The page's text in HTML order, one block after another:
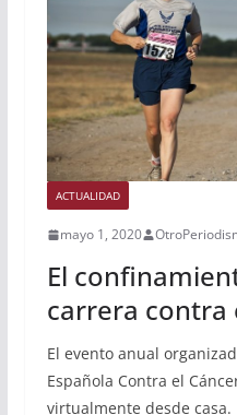
ACTUALIDAD
mayo 1, 2020
El
carrera contra
El evento anual
Española Contra el
virtualmente desde casa.